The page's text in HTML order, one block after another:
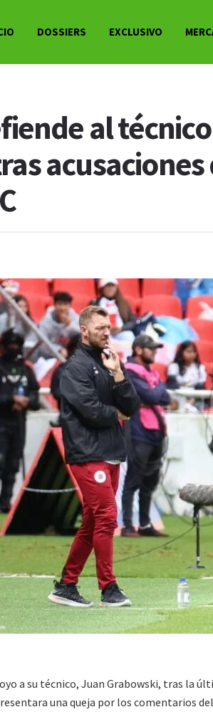
DOSSIERS EXCLUSIVO
al
acusaciones
a su técnico, Juan Grabowski, tras la
una queja por los comentarios